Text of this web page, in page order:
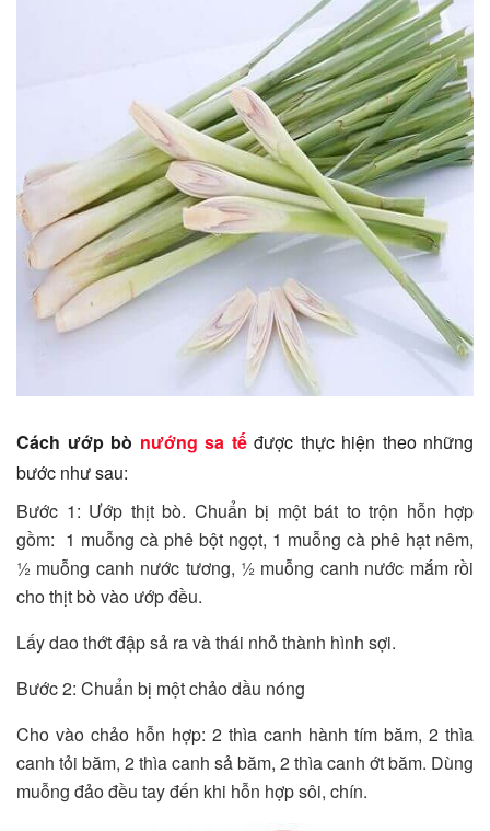
Cách ướp bò nướng sa tếđược thực hiện theo những
bước như sau:
Bước 1: Ướp thịt bò. Chuẩn bị một bát to trộn hỗn hợp
gồm: 1 muỗng cà phê bột ngọt, 1 muỗng cà phê hạt nêm,
½ muỗng canh nước tương, ½ muỗng canh nước mắm rồi
cho thịt bò vào ướp đều.
Lấy dao thớt đập sả ra và thái nhỏ thành hình sợi.
Bước 2: Chuẩn bị một chảo dầu nóng
Cho vào chảo hỗn hợp: 2 thìa canh hành tím băm, 2 thìa
canh tỏi băm, 2 thìa canh sả băm, 2 thìa canh ớt băm. Dùng
muỗng đảo đều tay đến khi hỗn hợp sôi, chín.